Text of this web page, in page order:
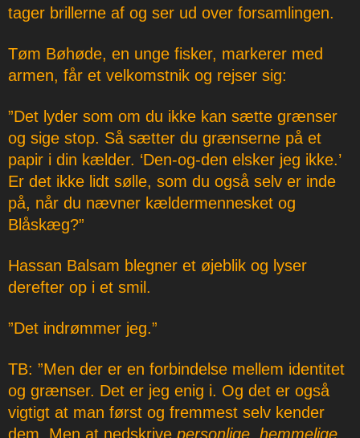
tager brillerne af og ser ud over forsamlingen.
Tøm Bøhøde, en unge fisker, markerer med
armen, får et velkomstnik og rejser sig:
”Det lyder som om du ikke kan sætte grænser
og sige stop. Så sætter du grænserne på et
papir i din kælder. ‘Den-og-den elsker jeg ikke.’
Er det ikke lidt sølle, som du også selv er inde
på, når du nævner kældermennesket og
Blåskæg?”
Hassan Balsam blegner et øjeblik og lyser
derefter op i et smil.
”Det indrømmer jeg.”
TB: ”Men der er en forbindelse mellem identitet
og grænser. Det er jeg enig i. Og det er også
vigtigt at man først og fremmest selv kender
dem. Men at nedskrive personlige, hemmelige,